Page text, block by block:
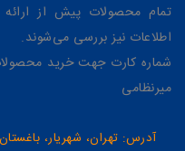
تمام محصولات پیش از
اطلاعات نیز بررسی می‌شوند.
میرنظامی
آدرس: تهران، شهریار،